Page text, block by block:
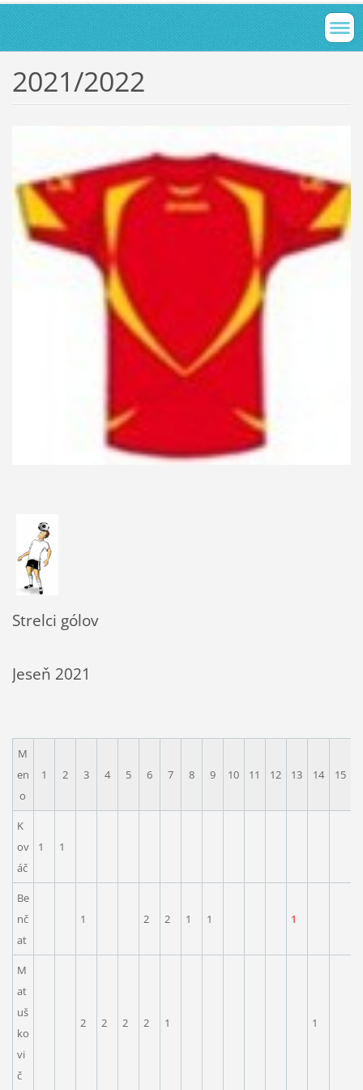
2021/2022
Strelci gólov
Jeseň 2021
M
en
o
1 2 3 4 5 6 7 8 9 10 11 12 13 14 15
K
ov
áč
1 1
Be
nč
at
1 2 2 1 1 1
M
at
uš
ko
vi
č
2 2 2 2 1 1